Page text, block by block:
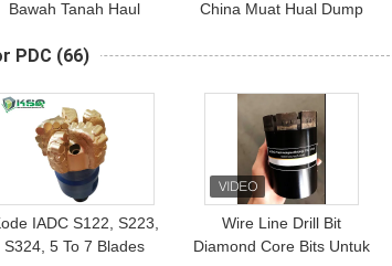
Bawah Tanah Haul
2 Meter Kubik
China Muat Hual Dump
PDC (66)
IADC S122, S223,
S324, 5 To 7 Blades
Wire Line Drill Bit
Diamond Core Bits Untuk